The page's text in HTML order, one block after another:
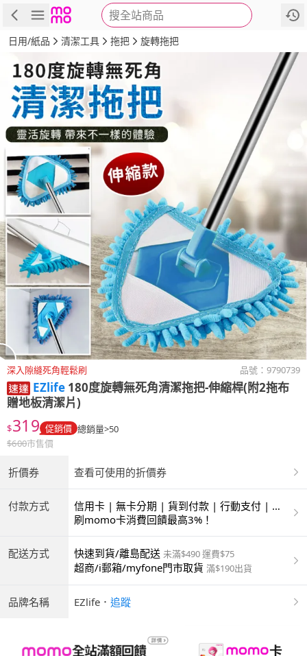
搜全站商品
商品 評價 詳情
日用/紙品 清潔工具 拖把 旋轉拖把
深入隙縫死角輕鬆刷 品號： 9790739
EZlife 180度旋轉無死角清潔拖把-伸縮桿(附2拖布
贈地板清潔片)
$319 促銷價 總銷量>50
$600市售價
折價券 查看可使用的折價券
付款方式
信用卡 | 無卡分期 | 貨到付款 | 行動支付 | 超
商付款 | ATM | 銀聯卡
刷momo卡消費回饋最高3%！
配送方式 快速到貨/離島配送 未滿$490 運費$75
超商/i郵箱/myfone門市取貨 滿$190出貨
品牌名稱 EZlife ． 追蹤